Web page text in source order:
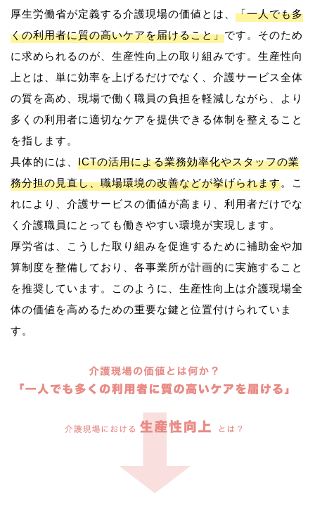
厚生労働省が定義する介護現場の価値とは、 「一人でも多
くの利用者に質の高いケアを届けること」です。そのため
に求められるのが、生産性向上の取り組みです。生産性向
上とは、単に効率を上げるだけでなく、介護サービス全体
の質を高め、現場で働く職員の負担を軽減しながら、より
多くの利用者に適切なケアを提供できる体制を整えること
を指します。
具体的には、 ICTの活用による業務効率化やスタッフの業
務分担の見直し、職場環境の改善などが挙げられます。こ
れにより、介護サービスの価値が高まり、利用者だけでな
く介護職員にとっても働きやすい環境が実現します。
厚労省は、こうした取り組みを促進するために補助金や加
算制度を整備しており、各事業所が計画的に実施すること
を推奨しています。このように、生産性向上は介護現場全
体の価値を高めるための重要な鍵と位置付けられていま